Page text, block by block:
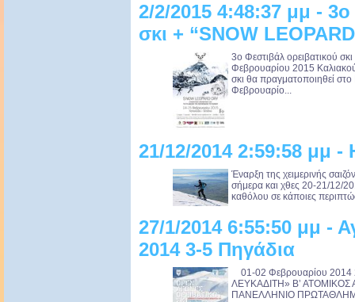
2/2/2015 4:48:37 μμ - 3ο
σκι + “SNOW
3ο Φεστιβάλ ορειβατικού
Φεβρουαρίου 2015
σκι θα πραγματοποιηθεί
Φεβρουαρίο...
21/12/2014 2:59:58 μμ
Έναρξη της χειμερινής
σήμερα και χθες 20-21/12/
καθόλου σε κάποιες
27/1/2014 6:55:50 μμ -
2014 3-5 Πηγάδια
01-02 Φεβρουαρίου
ΛΕΥΚΑΔΙΤΗ» Β’
ΠΑΝΕΛΛΗΝΙΟ